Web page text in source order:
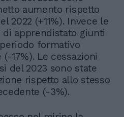
aumento rispetto
2022 (+11%). Invece le
apprendistato giunti
formativo
17%). Le cessazioni
del 2023 sono state
rispetto allo stesso
(-3%).